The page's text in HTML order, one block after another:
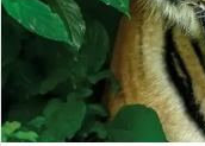
a
i
l